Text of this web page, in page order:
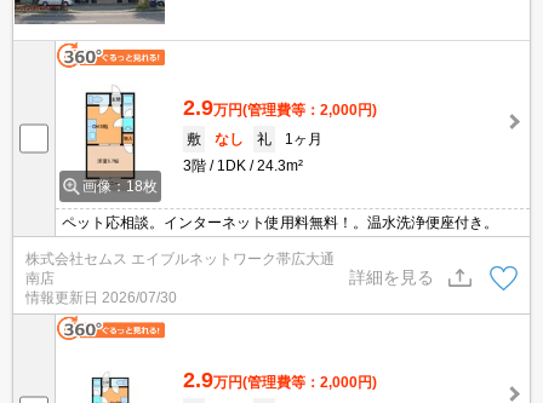
画像：18枚
2.9万円(管理費等：2,000円)
敷
なし 礼
1ヶ月
3階
1DK 24.3m²
ペット応相談。インターネット使用料無料！。温水洗浄便座付き。
株式会社セムス エイブルネットワーク帯広大通
南店
情報更新日 2026/07/30
詳細を見る
2.9万円(管理費等：2,000円)